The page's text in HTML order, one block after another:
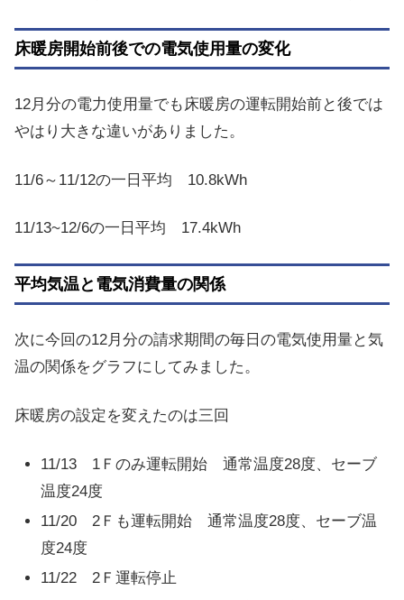
床暖房開始前後での電気使用量の変化
12月分の電力使用量でも床暖房の運転開始前と後では
やはり大きな違いがありました。
11/6～11/12の一日平均 10.8kWh
11/13~12/6の一日平均 17.4kWh
平均気温と電気消費量の関係
次に今回の12月分の請求期間の毎日の電気使用量と気
温の関係をグラフにしてみました。
床暖房の設定を変えたのは三回
11/13 1Ｆのみ運転開始 通常温度28度、セーブ
温度24度
11/20 2Ｆも運転開始 通常温度28度、セーブ温
度24度
11/22 2Ｆ運転停止